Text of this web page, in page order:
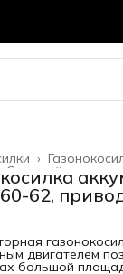
›
Садовый
62,
двигателем
большой